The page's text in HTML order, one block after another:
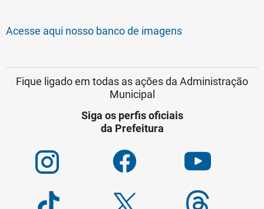
Acesse aqui nosso banco de imagens
Fique ligado em todas as ações da Administração
Municipal
Siga os perfis oficiais
da Prefeitura